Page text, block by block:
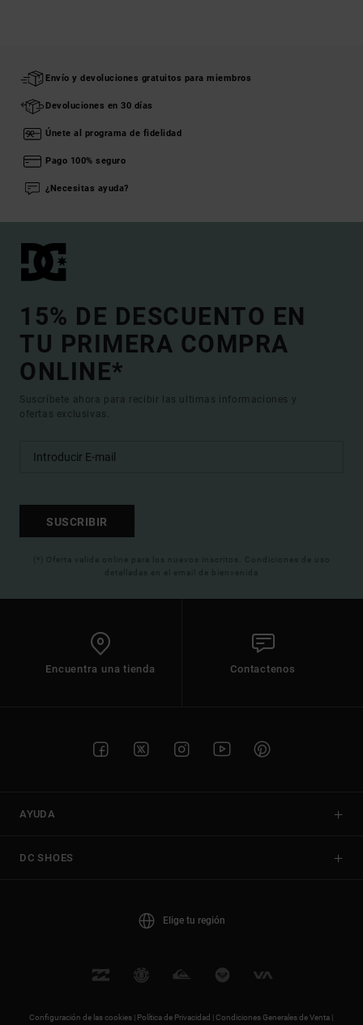
Envío y devoluciones gratuitos para miembros
Devoluciones en 30 días
Únete al programa de fidelidad
Pago 100% seguro
¿Necesitas ayuda?
15% DE DESCUENTO EN
TU PRIMERA COMPRA
ONLINE*
Suscríbete ahora para recibir las ultimas informaciones y
ofertas exclusivas.
SUSCRIBIR
(*) Oferta valida online para los nuevos inscritos. Condiciones de uso
detalladas en el email de bienvenida
Encuentra una tienda Contactenos
AYUDA
DC SHOES
Elige tu región
Configuración de las cookies | Política de Privacidad |Condiciones Generales de Venta |